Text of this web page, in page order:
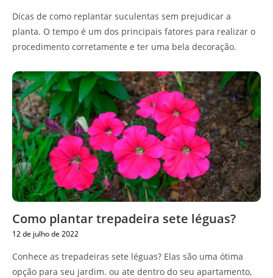
Dicas de como replantar suculentas sem prejudicar a
planta. O tempo é um dos principais fatores para realizar o
procedimento corretamente e ter uma bela decoração.
Como plantar trepadeira sete léguas?
12 de julho de 2022
Conhece as trepadeiras sete léguas? Elas são uma ótima
opção para seu jardim. ou ate dentro do seu apartamento,